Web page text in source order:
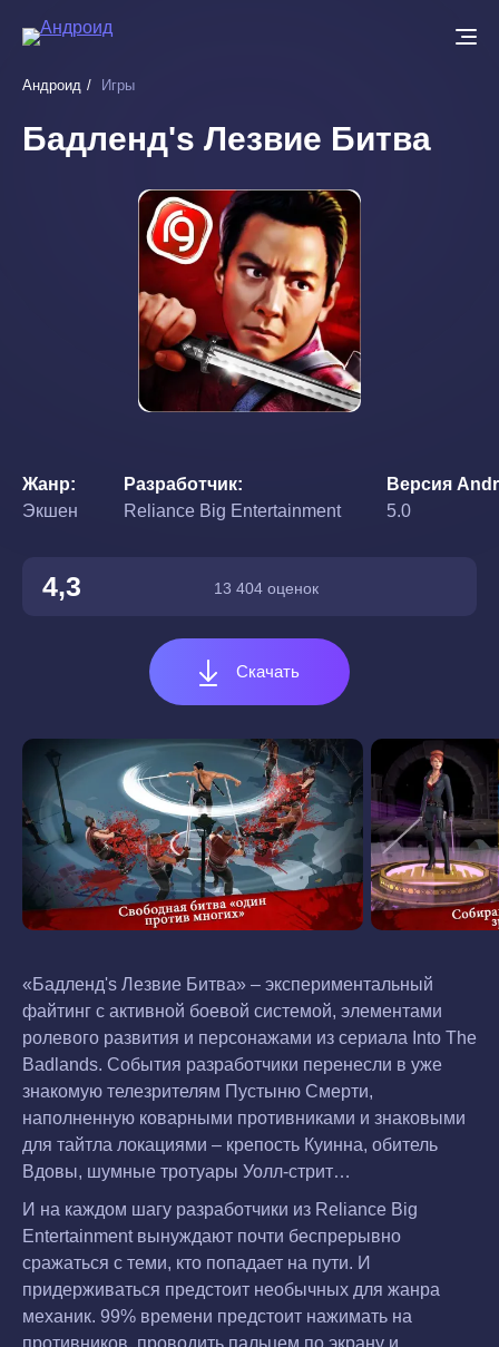
основному
Андроид Игры
Бадленд's Лезвие Битва
Жанр
Экшен
Разработчик
Reliance Big Entertainment
Версия
5.0
4,3 13 404 оценок
Скачать
«Бадленд's Лезвие Битва» – экспериментальный
файтинг с активной боевой системой, элементами
ролевого развития и персонажами из сериала Into The
Badlands. События разработчики перенесли в уже
знакомую телезрителям Пустыню Смерти,
наполненную коварными противниками и знаковыми
для тайтла локациями – крепость Куинна, обитель
Вдовы, шумные тротуары Уолл-стрит…
И на каждом шагу разработчики из Reliance Big
Entertainment вынуждают почти беспрерывно
сражаться с теми, кто попадает на пути. И
придерживаться предстоит необычных для жанра
механик. 99% времени предстоит нажимать на
противников, проводить пальцем по экрану и